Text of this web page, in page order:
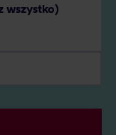
wszystko)